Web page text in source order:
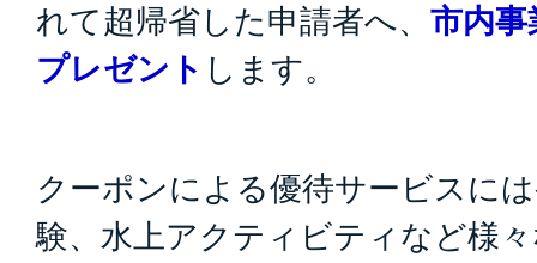
れて超帰省した申請者へ、 市内
プレゼント します。
クーポンによる優待サービスに
験、水上アクティビティなど様